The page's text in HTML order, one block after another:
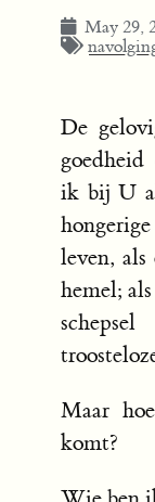
May 29,
De
ik bij U
leven,
hemel;
Maar
komt?